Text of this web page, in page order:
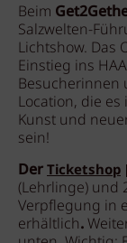
Beim
Salzwelten-
Lichtshow. Das
Einstieg ins
Besucherinnen
Location, die
Kunst und
sein!
DerTicketshop
(Lehrlinge) und
Verpflegung in
erhältlich.